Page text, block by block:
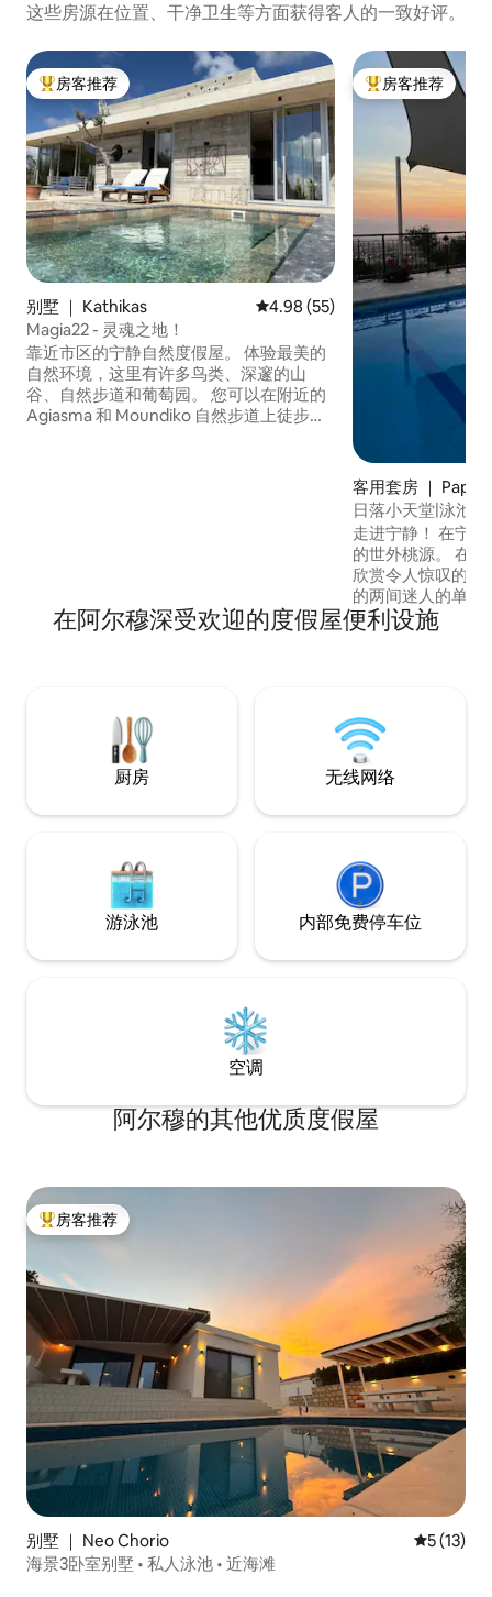
这些房源在位置、干净卫生等方面获得客人的一致好评。
热门「房客推荐」
房客推荐
别墅 ｜ Kathikas 平均评分 4.98 分（满分 5 分）
4.98 (55)
Magia22 - 灵魂之地！
靠近市区的宁静自然度假屋。 体验最美的
自然环境，这里有许多鸟类、深邃的山
谷、自然步道和葡萄园。 您可以在附近的
Agiasma 和 Moundiko 自然步道上徒步或
热门「房客推荐」
房客推荐
客用套房 ｜
日落小天堂|泳池
走进宁静！ 在宁静的山坡上度过阳光明媚
的世外桃源。 在
欣赏令人惊叹的海景
的两间迷人的单间
钟车程，是您探索
滩、自然步道、海
少的。泳池全年开
在阿尔穆深受欢迎的度假屋便利设施
厨房 无线网络
游泳池 内部免费停车位
空调
阿尔穆的其他优质度假屋
热门「房客推荐」
房客推荐
别墅 ｜ Neo Chorio 平均评分
5 (13)
海景3卧室别墅 • 私人泳池 • 近海滩